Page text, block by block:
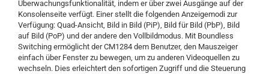
Überwachungsfunktionalität, indem er über zwei Ausgänge auf der
Konsolenseite verfügt. Einer stellt die folgenden Anzeigemodi zur
Verfügung: Quad-Ansicht, Bild in Bild (PiP), Bild für Bild (PbP), Bild
auf Bild (PoP) und der andere den Vollbildmodus. Mit Boundless
Switching ermöglicht der CM1284 dem Benutzer, den Mauszeiger
einfach über Fenster zu bewegen, um zu anderen Videoquellen zu
wechseln. Dies erleichtert den sofortigen Zugriff und die Steuerung